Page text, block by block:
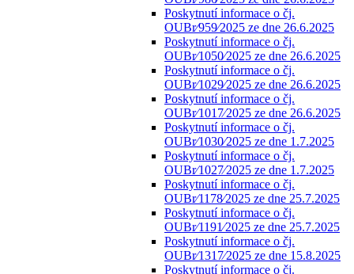
Poskytnutí informace o čj.
OUBr⁄959⁄2025 ze dne 26.6.2025
Poskytnutí informace o čj.
OUBr⁄1050⁄2025 ze dne 26.6.2025
Poskytnutí informace o čj.
OUBr⁄1029⁄2025 ze dne 26.6.2025
Poskytnutí informace o čj.
OUBr⁄1017⁄2025 ze dne 26.6.2025
Poskytnutí informace o čj.
OUBr⁄1030⁄2025 ze dne 1.7.2025
Poskytnutí informace o čj.
OUBr⁄1027⁄2025 ze dne 1.7.2025
Poskytnutí informace o čj.
OUBr⁄1178⁄2025 ze dne 25.7.2025
Poskytnutí informace o čj.
OUBr⁄1191⁄2025 ze dne 25.7.2025
Poskytnutí informace o čj.
OUBr⁄1317⁄2025 ze dne 15.8.2025
Poskytnutí informace o čj.